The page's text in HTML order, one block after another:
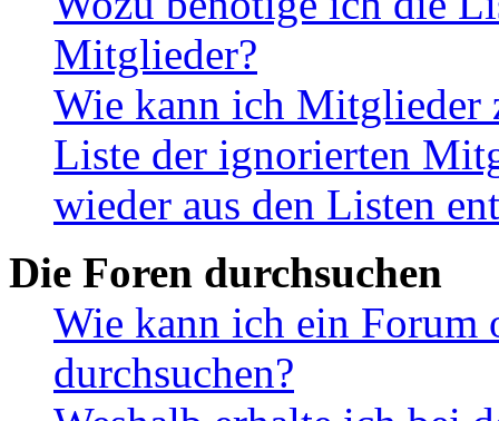
Mitglieder?
Wie kann ich Mitglieder
Liste der ignorierten
wieder aus den Listen
Die Foren durchsuchen
Wie kann ich ein Forum
durchsuchen?